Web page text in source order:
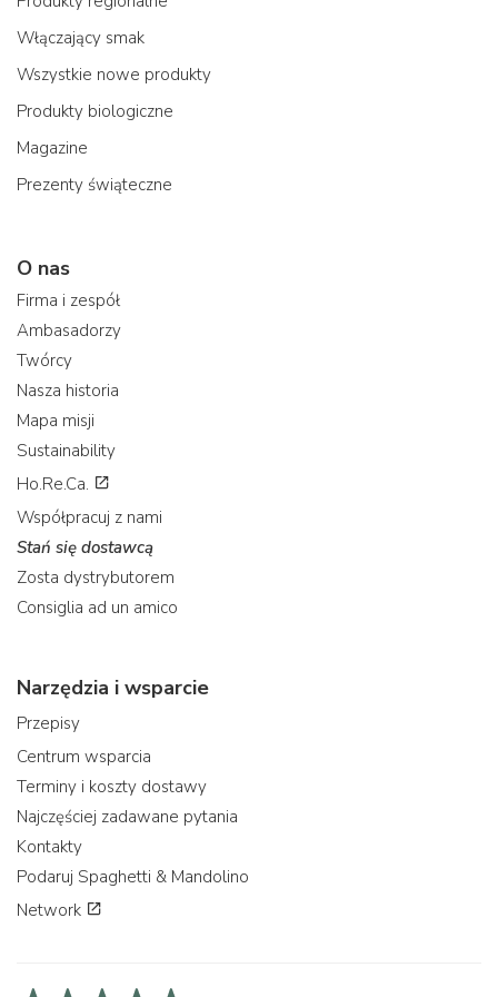
Włączający smak
Wszystkie nowe produkty
Produkty biologiczne
Magazine
Prezenty świąteczne
O nas
Firma i zespół
Ambasadorzy
Twórcy
Nasza historia
Mapa misji
Sustainability
Ho.Re.Ca.
Współpracuj z nami
Stań się dostawcą
Zosta dystrybutorem
Consiglia ad un amico
Narzędzia i wsparcie
Przepisy
Centrum wsparcia
Terminy i koszty dostawy
Najczęściej zadawane pytania
Kontakty
Podaruj Spaghetti & Mandolino
Network